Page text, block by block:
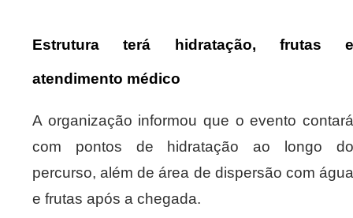
Estrutura terá hidratação, frutas e
atendimento médico
A organização informou que o evento contará
com pontos de hidratação ao longo do
percurso, além de área de dispersão com água
e frutas após a chegada.